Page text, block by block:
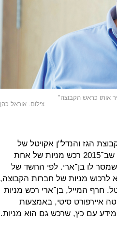
אותו כראש הקבוצה"
צילום: אוראל כהן
הגז והנדל"ן אקויטל של
מימון, סיבך את כץ שנחקר ברשות ני"ע בחשד לכך שב־2015 רכש מניות של אחת
לו בן־ארי. לפי החשד של
לרכוש מניות של חברות הקבוצה,
חרף המייל, בן־ארי רכש מניות
איירפורט סיטי, באמצעות
עם כץ, שרכש גם הוא מניות.